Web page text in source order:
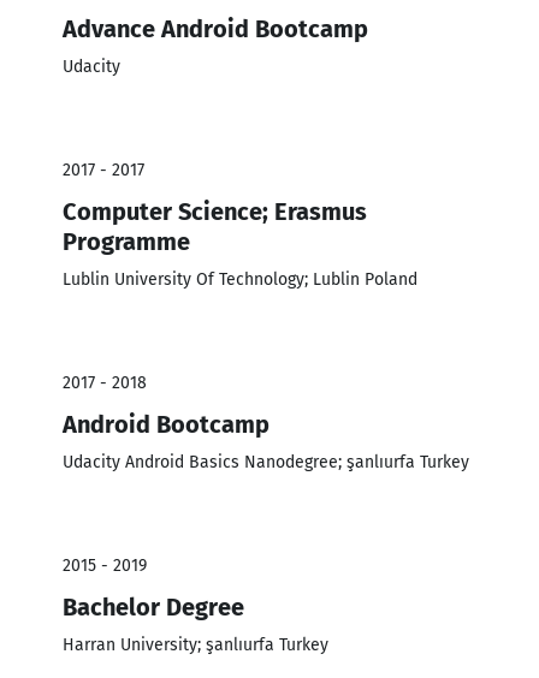
Advance Android Bootcamp
Udacity
2017 - 2017
Computer Science; Erasmus
Programme
Lublin University Of Technology; Lublin Poland
2017 - 2018
Android Bootcamp
Udacity Android Basics Nanodegree; şanlıurfa Turkey
2015 - 2019
Bachelor Degree
Harran University; şanlıurfa Turkey